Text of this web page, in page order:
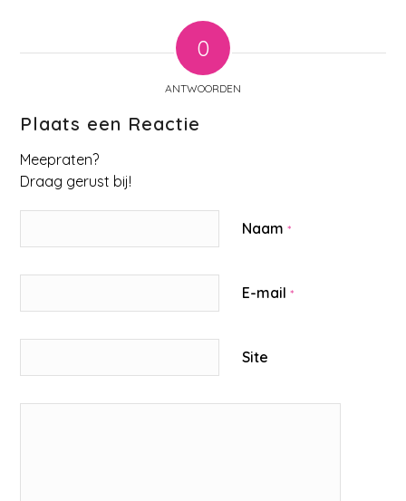
0
ANTWOORDEN
Plaats een Reactie
Meepraten?
Draag gerust bij!
Naam*
E-mail*
Site